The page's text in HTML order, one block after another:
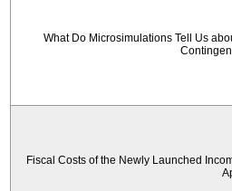
What Do Microsimulations Tell Us
Fiscal Costs of the Newly Launched